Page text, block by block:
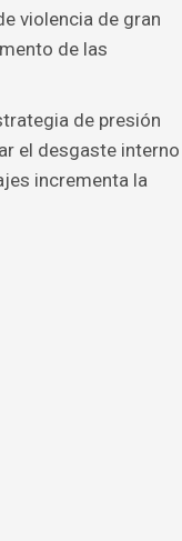
violencia de gran
de las
de presión
el desgaste interno
incrementa la